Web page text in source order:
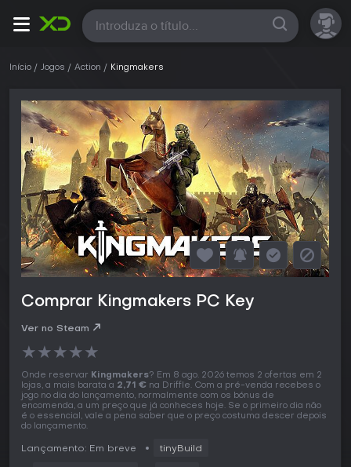
Todas
Início Jogos Action Kingmakers
Comprar Kingmakers PC Key
Ver no Steam
★★★★★
Onde reservar Kingmakers? Em 8 ago. 2026 temos 2 ofertas em 2
lojas, a mais barata a 2,71 € na Driffle. Com a pré-venda recebes o
jogo no dia do lançamento, normalmente com os bónus de
encomenda, a um preço que já conheces hoje. Se o primeiro dia não
é o essencial, vale a pena saber que o preço costuma descer depois
do lançamento.
Lançamento: Em breve tinyBuild